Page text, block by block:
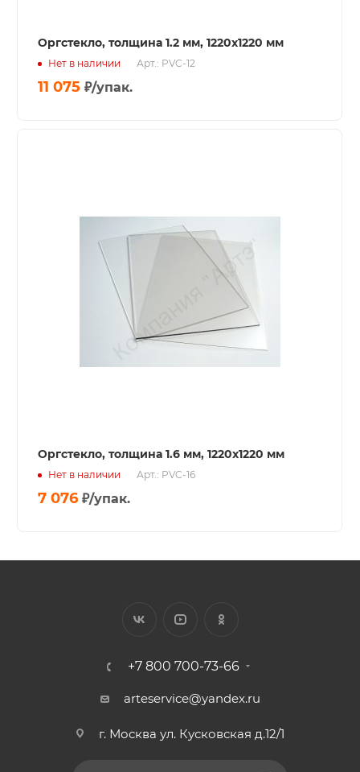
Оргстекло, толщина 1.2 мм, 1220x1220 мм
Нет в наличии Арт.: PVC-12
11 075 ₽/упак.
Оргстекло, толщина 1.6 мм, 1220x1220 мм
Нет в наличии Арт.: PVC-16
7 076 ₽/упак.
+7 800 700-73-66
arteservice@yandex.ru
г. Москва ул. Кусковская д.12/1